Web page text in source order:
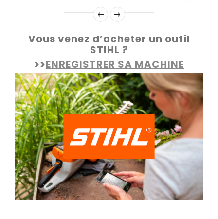
Vous venez d’acheter un outil
STIHL ?
>>ENREGISTRER SA MACHINE